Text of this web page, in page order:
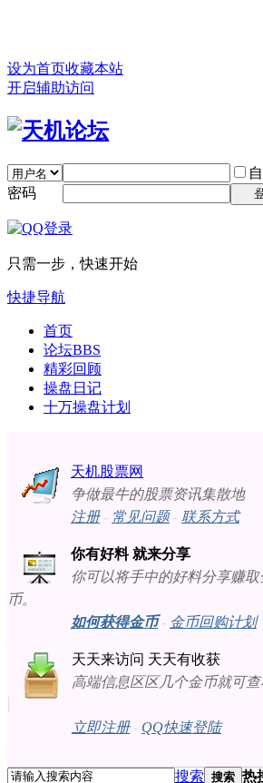
设为首页收藏本站
开启辅助访问
密码
只需一步，快速开始
快捷导航
首页
论坛BBS
精彩回顾
操盘日记
十万操盘计划
天机股票网
争做最牛的股票资讯集散地
注册- 常见问题- 联系方式
你有好料 就来分享
你可以将手中的好料分享赚取
币。
如何获得金币- 金币回购计划
天天来访问 天天有收获
高端信息区区几个金币就可查
立即注册- QQ快速登陆
搜索 搜索 热